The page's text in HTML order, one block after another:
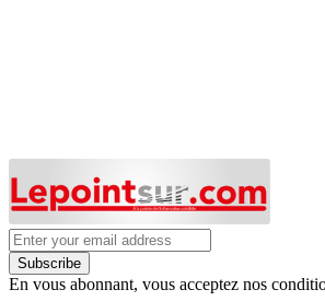
Subscribe
En vous abonnant, vous acceptez nos